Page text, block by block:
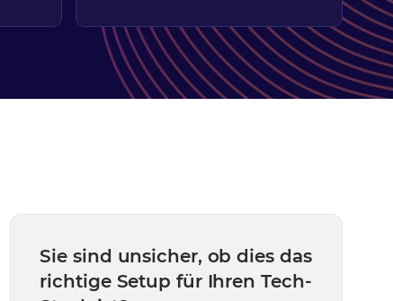
Sie sind unsicher, ob dies das
richtige Setup für Ihren Tech-